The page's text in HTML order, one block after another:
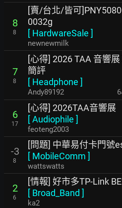
8
8
[賣/台北/皆可
0032g
[ HardwareSale ]
newnewmilk
7
8
[心得] 2026 TAA 音響
簡評
[ Headphone ]
Andy89192
6
17
[心得] 2026TAA音響展
[Audiophile ]
feoteng2003
-3
8
[問題] 中華易付卡門號
[ MobileComm ]
wattswatts
2
6
[情報] 好市多TP-Link
[ Broad_Band ]
ka2